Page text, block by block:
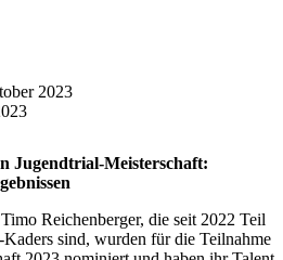
2023
Jugendtrial-Meisterschaft:
Reichenberger, die seit 2022 Teil
sind, wurden für die Teilnahme